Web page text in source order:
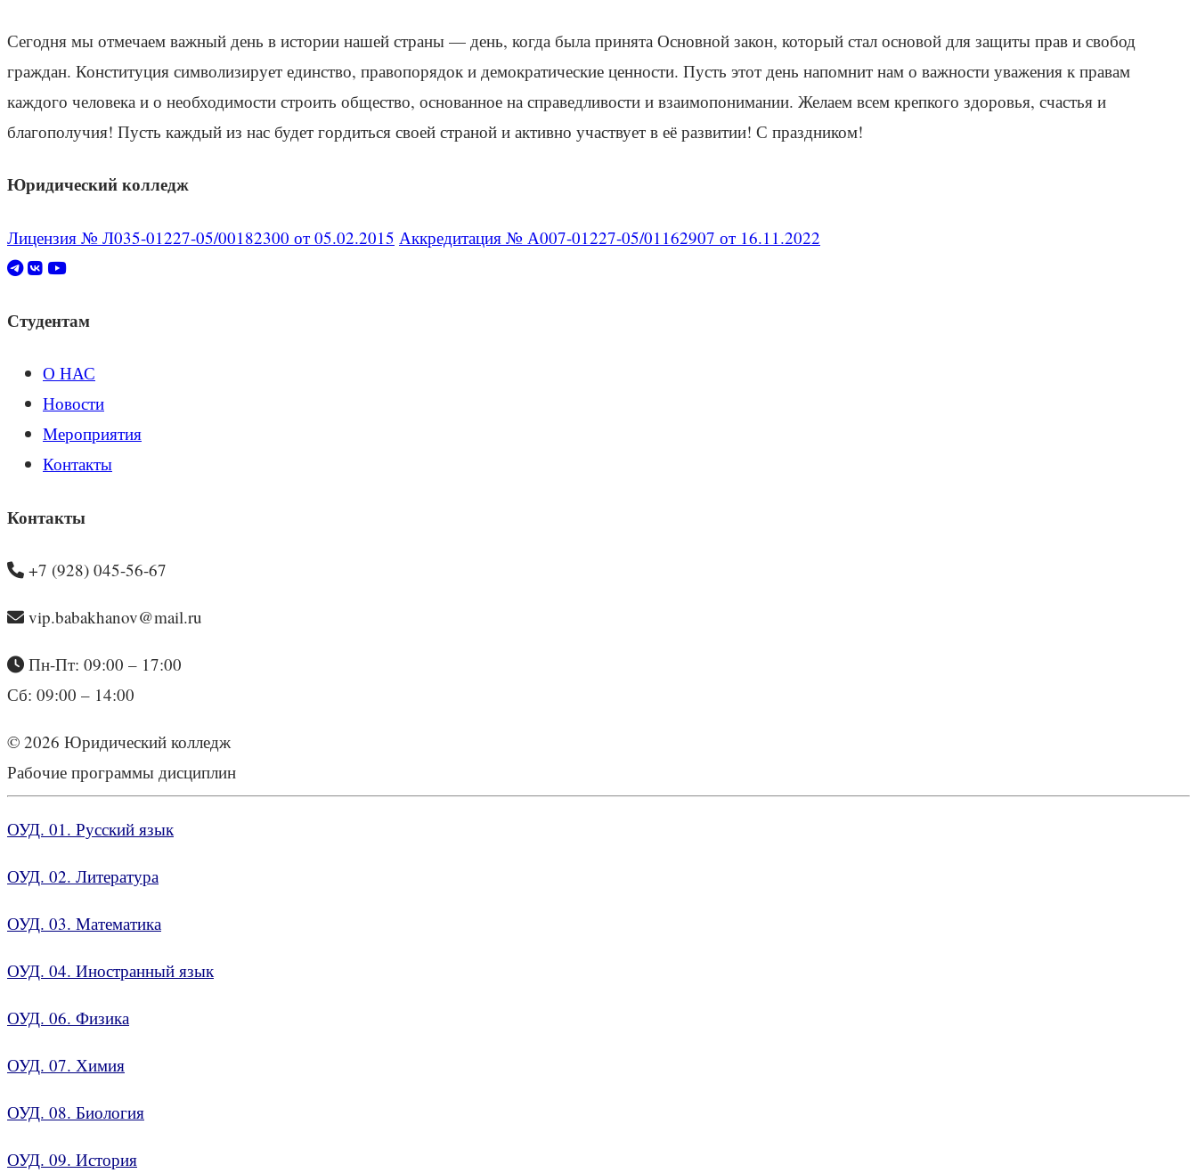
Сегодня мы отмечаем важный день в истории нашей страны — день, когда была принята Основной закон, который стал основой для защиты прав и свобод
граждан. Конституция символизирует единство, правопорядок и демократические ценности. Пусть этот день напомнит нам о важности уважения к правам
каждого человека и о необходимости строить общество, основанное на справедливости и взаимопонимании. Желаем всем крепкого здоровья, счастья и
благополучия! Пусть каждый из нас будет гордиться своей страной и активно участвует в её развитии! С праздником!
Юридический колледж
Лицензия № Л035-01227-05/00182300 от 05.02.2015 Аккредитация № А007-01227-05/01162907 от 16.11.2022
Студентам
О НАС
Новости
Мероприятия
Контакты
Контакты
+7 (928) 045-56-67
vip.babakhanov@mail.ru
Пн-Пт: 09:00 – 17:00
Сб: 09:00 – 14:00
© 2026 Юридический колледж
Рабочие программы дисциплин
ОУД. 01. Русский язык
ОУД. 02. Литература
ОУД. 03. Математика
ОУД. 04. Иностранный язык
ОУД. 06. Физика
ОУД. 07. Химия
ОУД. 08. Биология
ОУД. 09. История